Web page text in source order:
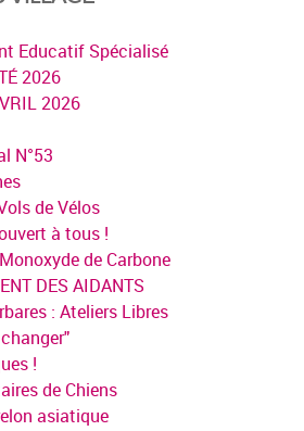
Educatif Spécialisé
2026
2026
N°53
de Vélos
à tous !
de Carbone
DES AIDANTS
: Ateliers Libres
!
de Chiens
asiatique